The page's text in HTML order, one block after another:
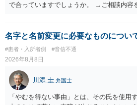
で合っていますでしょうか。 →ご相談内容
完全に所有する場合は、他の相続人に対し
償金の支払いが必要になります。
名字と名前変更に必要なものについ
#患者・入所者側 #音信不通
2026年8月8日
川添 圭 弁護士
「やむを得ない事由」とは、その氏を使用